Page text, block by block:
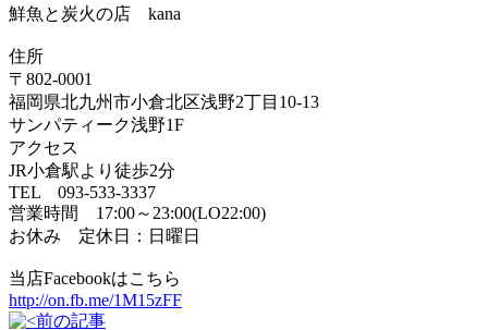
鮮魚と炭火の店 kana
住所
〒802-0001
福岡県北九州市小倉北区浅野2丁目10-13
サンパティーク浅野1F
アクセス
JR小倉駅より徒歩2分
TEL 093-533-3337
営業時間 17:00～23:00(LO22:00)
お休み 定休日：日曜日
当店Facebookはこちら
http://on.fb.me/1M15zFF
前の記事